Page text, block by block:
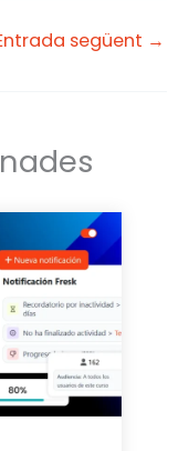
següent →